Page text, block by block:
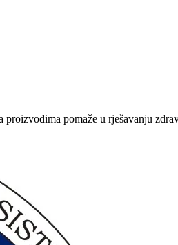
pomaže u rješavanju